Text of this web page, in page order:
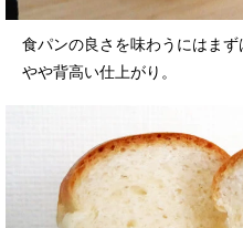
食パンの良さを味わうにはま
やや背高い仕上がり。